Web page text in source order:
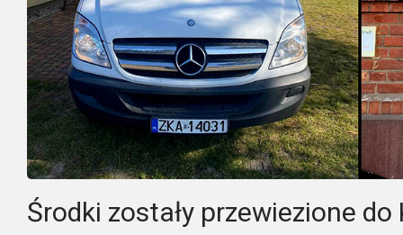
Środki zostały przewiezione